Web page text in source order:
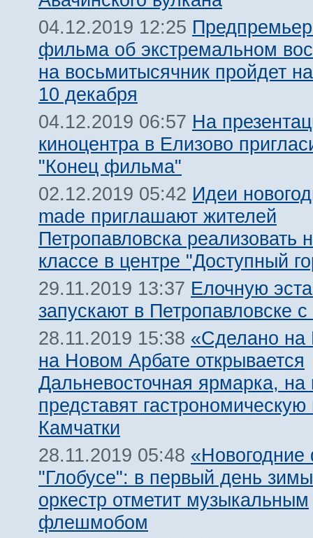
04.12.2019 12:25
фильма об экстремальном
на восьмитысячник пройдет
10 декабря
04.12.2019 06:57 На
киноцентра в Елизово
"Конец фильма"
02.12.2019 05:42 Идеи
made приглашают жителей
Петропавловска реализовать
классе в центре "Доступный
29.11.2019 13:37 Елочную
запускают в Петропавловске
28.11.2019 15:38 «Сделано на
на Новом Арбате открывается
Дальневосточная ярмарка, на
представят
Камчатки
28.11.2019 05:48
"Глобусе": в первый день
оркестр отметит музыкальным
флешмобом